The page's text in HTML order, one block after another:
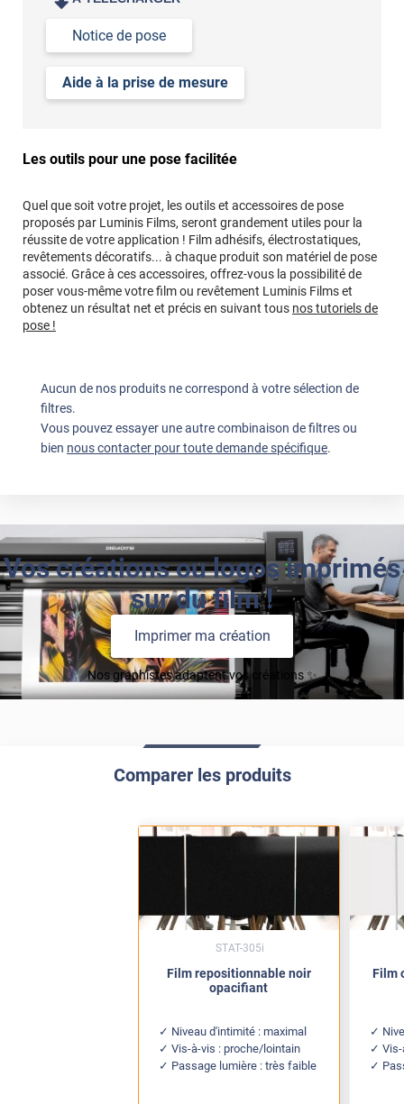
Notice de pose
Aide à la prise de mesure
Les outils pour une pose facilitée
Quel que soit votre projet, les outils et accessoires de pose
proposés par Luminis Films, seront grandement utiles pour la
réussite de votre application ! Film adhésifs, électrostatiques,
revêtements décoratifs... à chaque produit son matériel de pose
associé. Grâce à ces accessoires, offrez-vous la possibilité de
poser vous-même votre film ou revêtement Luminis Films et
obtenez un résultat net et précis en suivant tous nos tutoriels de
pose !
Aucun de nos produits ne correspond à votre sélection de
filtres.
Vous pouvez essayer une autre combinaison de filtres ou
bien nous contacter pour toute demande spécifique.
Vos créations ou logos imprimés
sur du film !
Imprimer ma création
Nos graphistes adaptent vos créations ✨
Comparer les produits
Film repositionnable noir
opacifiant
Niveau d'intimité : maximal
Vis-à-vis : proche/lointain
Passage lumière : très faible
STAT-305i
Film